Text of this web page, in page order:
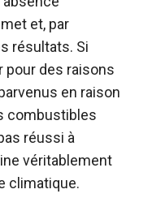
et, par
résultats. Si
pour des raisons
en raison
combustibles
réussi à
véritablement
climatique.